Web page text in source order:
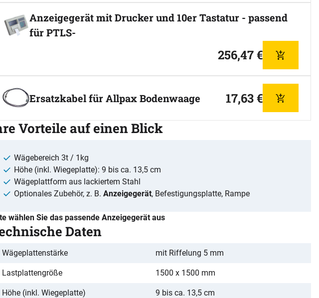
Anzeigegerät mit Drucker und 10er Tastatur - passend
für PTLS-
256,47€
Ersatzkabel für Allpax Bodenwaage 17,63€
Vorteile auf einen Blick
Wägebereich 3t / 1kg
Höhe (inkl. Wiegeplatte): 9 bis ca. 13,5 cm
Wägeplattform aus lackiertem Stahl
Optionales Zubehör, z. B. Anzeigegerät, Befestigungsplatte, Rampe
wählen Sie das passende Anzeigegerät aus
Daten
Wägeplattenstärke mit Riffelung 5 mm
Lastplattengröße 1500 x 1500 mm
Höhe (inkl. Wiegeplatte) 9 bis ca. 13,5 cm